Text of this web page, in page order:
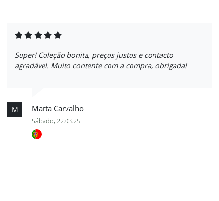
Super! Coleção bonita, preços justos e contacto
agradável. Muito contente com a compra, obrigada!
M Marta Carvalho
Sábado, 22.03.25